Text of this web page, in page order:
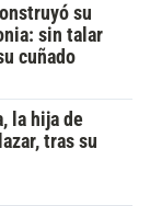
su
sin talar
cuñado
la hija de
tras su